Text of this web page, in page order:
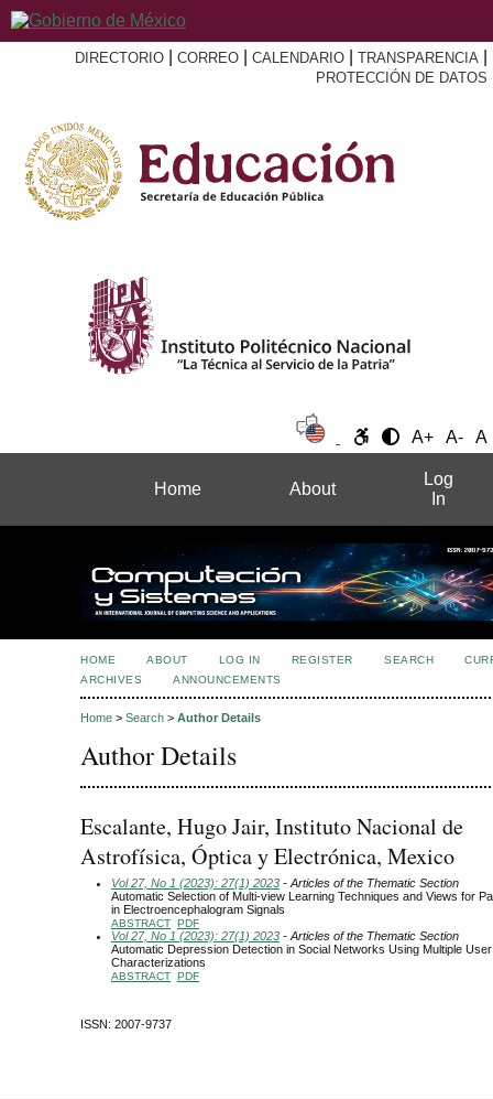
DIRECTORIO CORREO CALENDARIO TRANSPARENCIA
PROTECCIÓN DE DATOS
A+ A- A
Home About
Log
In
HOME ABOUT LOG IN REGISTER SEARCH
ARCHIVES
ANNOUNCEMENTS
Home > Search > Author Details
Author Details
Escalante, Hugo Jair, Instituto Nacional de
Astrofísica, Óptica y Electrónica, Mexico
Vol 27, No 1 (2023): 27(1) 2023 - Articles of the Thematic Section
Automatic Selection of Multi-view Learning Techniques and Views for
in Electroencephalogram Signals
ABSTRACT PDF
Vol 27, No 1 (2023): 27(1) 2023 - Articles of the Thematic Section
Automatic Depression Detection in Social Networks Using Multiple User
Characterizations
ABSTRACT PDF
ISSN: 2007-9737